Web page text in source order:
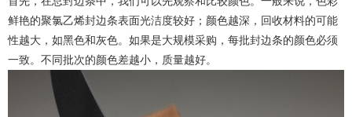
鲜艳的聚氯乙烯封边条表面光洁度较好；颜色越深，回收材料的可能
性越大，如黑色和灰色。如果是大规模采购，每批封边条的颜色必须
一致。不同批次的颜色差越小，质量越好。